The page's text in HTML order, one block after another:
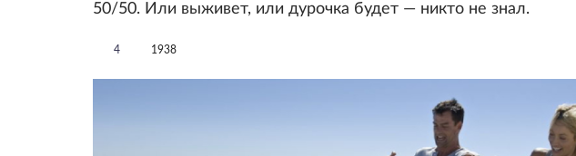
50/50. Или выживет, или дурочка будет — никто не знал.
4 1938